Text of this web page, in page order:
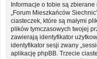
Informacje o tobie są
„Forum Mieszkańców
ciasteczek, które są małymi
plików tymczasowych twojej
zawierają identyfikator
identyfikator sesji zwany
aplikację phpBB. Trzecie